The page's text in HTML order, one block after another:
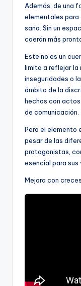
Además, de una
elementales para
sana. Sin un
caerán más
Este no es un
limita a reflejar la
inseguridades o
ámbito de la
hechos con actos
de comunicación.
Pero el elemento
pesar de las
protagonistas,
esencial para sus
Mejora con